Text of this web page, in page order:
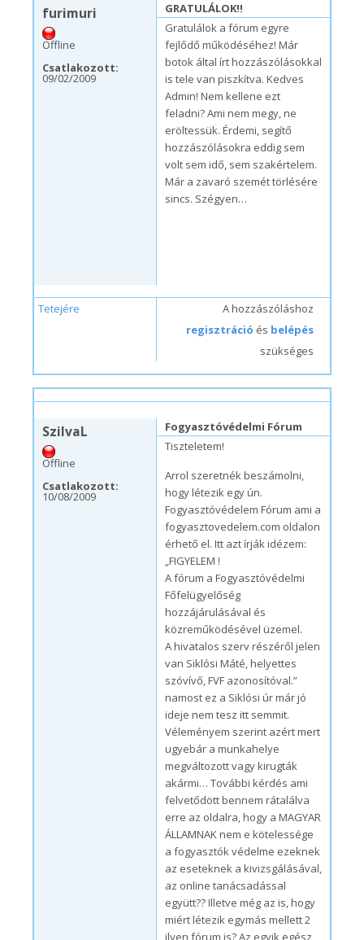
furimuri
Offline
Csatlakozott:
09/02/2009
GRATULÁLOK!!
Gratulálok a fórum egyre
fejlődő működéséhez! Már
botok által írt hozzászólásokkal
is tele van piszkítva. Kedves
Admin! Nem kellene ezt
feladni? Ami nem megy, ne
eröltessük. Érdemi, segítő
hozzászólásokra eddig sem
volt sem idő, sem szakértelem.
Már a zavaró szemét törlésére
sincs. Szégyen…
Tetejére
A hozzászóláshoz
regisztráció és belépés
szükséges
SzilvaL
Offline
Csatlakozott:
10/08/2009
Fogyasztóvédelmi Fórum
Tiszteletem!
Arrol szeretnék beszámolni,
hogy létezik egy ún.
Fogyasztóvédelem Fórum ami a
fogyasztovedelem.com oldalon
érhető el. Itt azt írják idézem:
„FIGYELEM !
A fórum a Fogyasztóvédelmi
Főfelügyelőség
hozzájárulásával és
közreműködésével üzemel.
A hivatalos szerv részéről jelen
van Siklósi Máté, helyettes
szóvívő, FVF azonosítóval.”
namost ez a Siklósi úr már jó
ideje nem tesz itt semmit.
Véleményem szerint azért mert
ugyebár a munkahelye
megváltozott vagy kirugták
akármi… További kérdés ami
felvetődött bennem rátalálva
erre az oldalra, hogy a MAGYAR
ÁLLAMNAK nem e kötelessége
a fogyasztók védelme ezeknek
az eseteknek a kivizsgálásával,
az online tanácsadással
együtt?? Illetve még az is, hogy
miért létezik egymás mellett 2
ilyen fórum is? Az egyik egész